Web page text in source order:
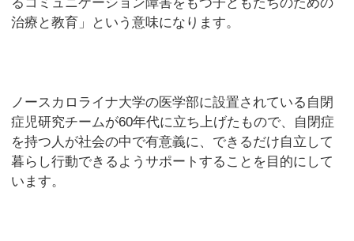
治療と教育」という意味になります。
ノースカロライナ大学の医学部に設置されている自閉
症児研究チームが60年代に立ち上げたもので、自閉症
を持つ人が社会の中で有意義に、できるだけ自立して
暮らし行動できるようサポートすることを目的にして
います。